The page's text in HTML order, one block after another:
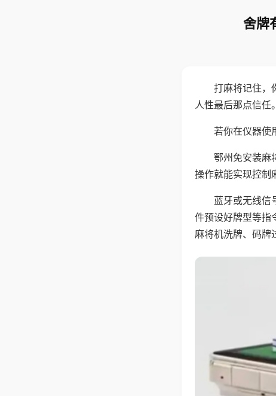
舍牌
打麻将记住，
人性最后那点信任。
若你在仪器使
鄂州免安装麻
操作就能实现控制
蓝牙或无线信
件预设好牌型等指
麻将机洗牌、码牌